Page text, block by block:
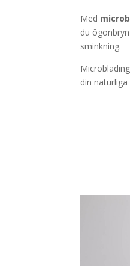
Med
du
sminkning.
din